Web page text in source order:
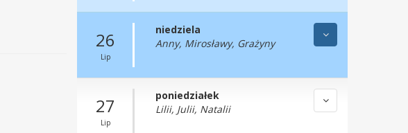
26
Lip
niedziela
Anny, Mirosławy, Grażyny
27
Lip
poniedziałek
Lilii, Julii, Natalii